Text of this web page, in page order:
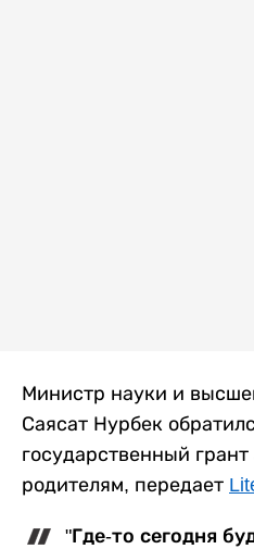
Министр науки и
Саясат Нурбек
государственный
родителям, передает
"Где-то сегодня